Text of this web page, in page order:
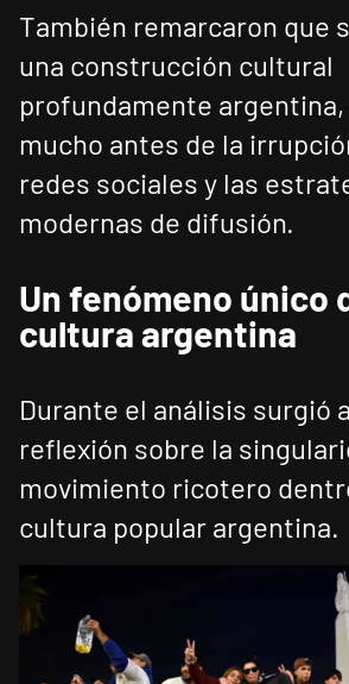
También remarcaron que
una construcción cultural
profundamente
mucho antes de la
redes sociales y las
modernas de difusión.
Un fenómeno único
cultura argentina
Durante el análisis surgió
reflexión sobre la
movimiento ricotero
cultura popular argentina.